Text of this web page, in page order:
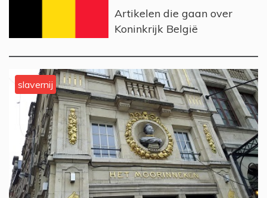
Artikelen die gaan over
Koninkrijk België
slavernij